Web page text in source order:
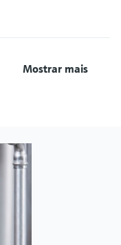
Mostrar mais